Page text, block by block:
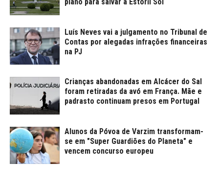
Luís Neves vai a julgamento no Tribunal de
Contas por alegadas infrações financeiras
na PJ
Crianças abandonadas em Alcácer do Sal
foram retiradas da avó em França. Mãe e
padrasto continuam presos em Portugal
Alunos da Póvoa de Varzim transformam-
se em "Super Guardiões do Planeta" e
vencem concurso europeu